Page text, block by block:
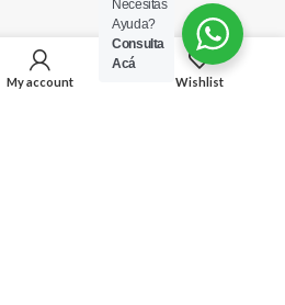
Necesitas
Ayuda?
Consulta
Acá
My account Wishlist